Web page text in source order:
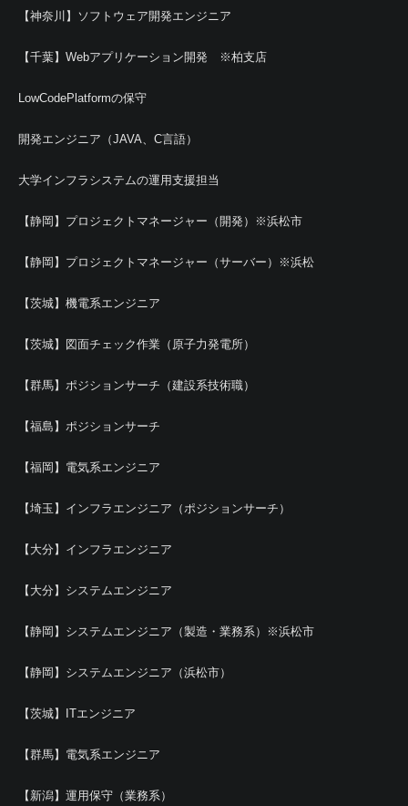
【神奈川】ソフトウェア開発エンジニア
【千葉】Webアプリケーション開発 ※柏支店
LowCodePlatformの保守
開発エンジニア（JAVA、C言語）
大学インフラシステムの運用支援担当
【静岡】プロジェクトマネージャー（開発）※浜松市
【静岡】プロジェクトマネージャー（サーバー）※浜松
【茨城】機電系エンジニア
【茨城】図面チェック作業（原子力発電所）
【群馬】ポジションサーチ（建設系技術職）
【福島】ポジションサーチ
【福岡】電気系エンジニア
【埼玉】インフラエンジニア（ポジションサーチ）
【大分】インフラエンジニア
【大分】システムエンジニア
【静岡】システムエンジニア（製造・業務系）※浜松市
【静岡】システムエンジニア（浜松市）
【茨城】ITエンジニア
【群馬】電気系エンジニア
【新潟】運用保守（業務系）